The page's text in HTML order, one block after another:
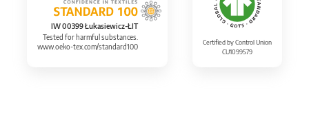
IW 00399 Łukasiewicz-ŁIT
Tested for harmful substances.
www.oeko-tex.com/standard100
Certified by Control Union
CU1099579